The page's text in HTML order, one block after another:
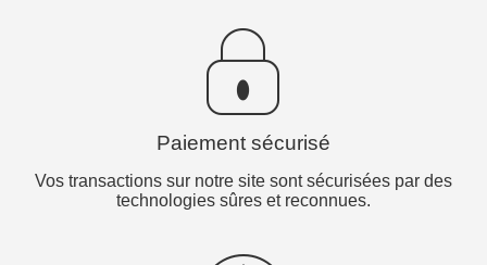
Paiement sécurisé
Vos transactions sur notre site sont sécurisées par des
technologies sûres et reconnues.